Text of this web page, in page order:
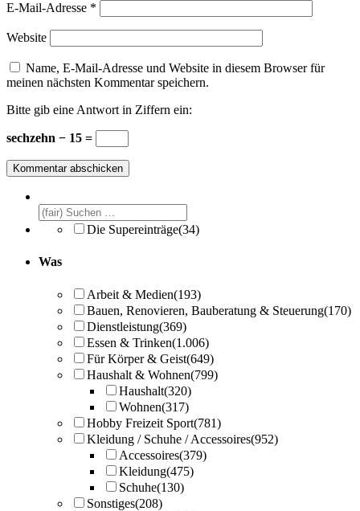
E-Mail-Adresse *
Website
Name, E-Mail-Adresse und Website in diesem Browser für
meinen nächsten Kommentar speichern.
Bitte gib eine Antwort in Ziffern ein:
sechzehn − 15 =
Die Supereinträge(34)
Was
Arbeit & Medien(193)
Bauen, Renovieren, Bauberatung & Steuerung(170)
Dienstleistung(369)
Essen & Trinken(1.006)
Für Körper & Geist(649)
Haushalt & Wohnen(799)
Haushalt(320)
Wohnen(317)
Hobby Freizeit Sport(781)
Kleidung / Schuhe / Accessoires(952)
Accessoires(379)
Kleidung(475)
Schuhe(130)
Sonstiges(208)